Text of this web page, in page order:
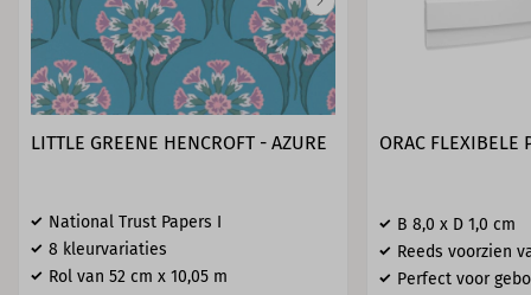
LITTLE GREENE HENCROFT - AZURE
National Trust Papers I
8 kleurvariaties
Rol van 52 cm x 10,05 m
ORAC FLEXIBELE
B 8,0 x D 1,0 cm
Reeds voorzien
Perfect voor